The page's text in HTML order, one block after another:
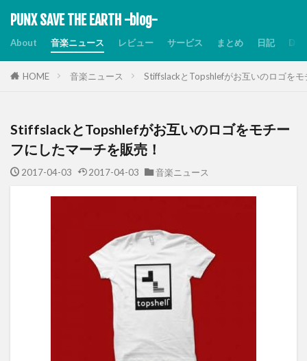
PUNX SAVE THE EARTH -blog-
About 音楽ニュース レビュー サービス まとめ 日記
HOME 音楽ニュース StiffslackとTopshlefがお互いのロゴを
StiffslackとTopshlefがお互いのロゴをモチー
フにしたマーチを販売！
2017-04-03 2017-04-03 音楽ニュース